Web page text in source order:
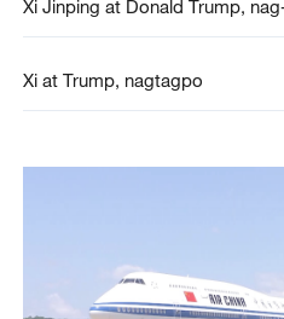
Xi Jinping at Donald Trump,
Xi at Trump, nagtagpo